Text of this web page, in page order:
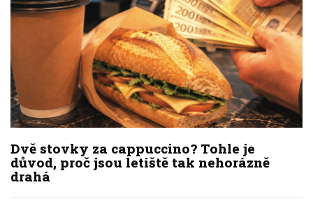
Dvě stovky za cappuccino? Tohle je
důvod, proč jsou letiště tak nehorázně
drahá